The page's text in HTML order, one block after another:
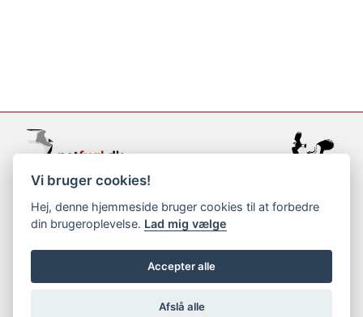
support@netfugl.dk
copyright © 2002-2023
Vi bruger cookies!
Hej, denne hjemmeside bruger cookies til at forbedre
din brugeroplevelse. Lad mig vælge
Accepter alle
Afslå alle